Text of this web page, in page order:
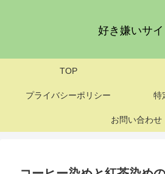
好き嫌いサイ
TOP
プライバシーポリシー 特
お問い合わせ